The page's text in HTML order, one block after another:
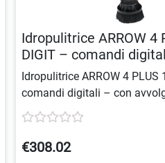
Idropulitrice ARROW 4
DIGIT – comandi
avvolgitubo – 2500 W
max – Lavor
Idropulitrice ARROW 4 PLUS
comandi digitali – con
– 180 bar max – Lavor
€308.02